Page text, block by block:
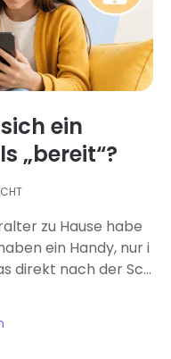
ein
„bereit“?
zu Hause habe
ein Handy, nur i
direkt nach der Sch
wenn man ni
klingt zwar nach ein
nie so einfach.